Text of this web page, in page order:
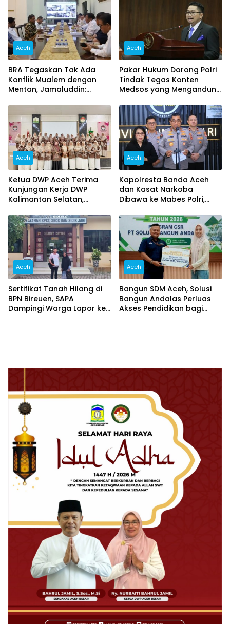
Aceh
BRA Tegaskan Tak Ada
Konflik Mualem dengan
Mentan, Jamaluddin:
Pertemuan
Aceh
Pakar Hukum Dorong Polri
Tindak Tegas Konten
Medsos yang Mengandung
Aceh
Ketua DWP Aceh Terima
Kunjungan Kerja DWP
Kalimantan Selatan,
Kolaborasi
Aceh
Kapolresta Banda Aceh
dan Kasat Narkoba
Dibawa ke Mabes Polri,
Berjalan Profesional dan
Transparan
Aceh
Sertifikat Tanah Hilang di
BPN Bireuen, SAPA
Dampingi Warga Lapor ke
Aceh
Bangun SDM Aceh, Solusi
Bangun Andalas Perluas
Akses Pendidikan bagi